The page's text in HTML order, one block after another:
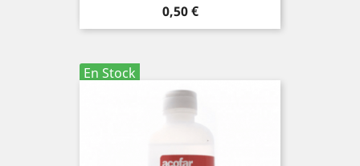
Precio
0,50 €
En Stock